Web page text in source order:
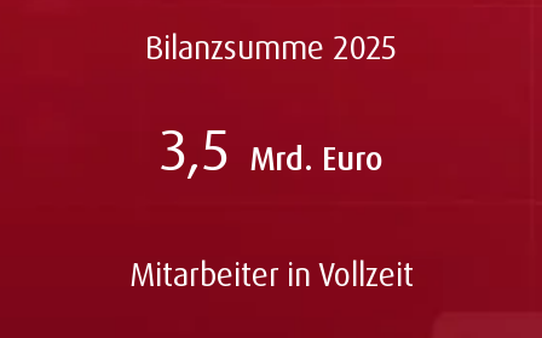
Bilanzsumme 2025
3,5 Mrd. Euro
Mitarbeiter in Vollzeit